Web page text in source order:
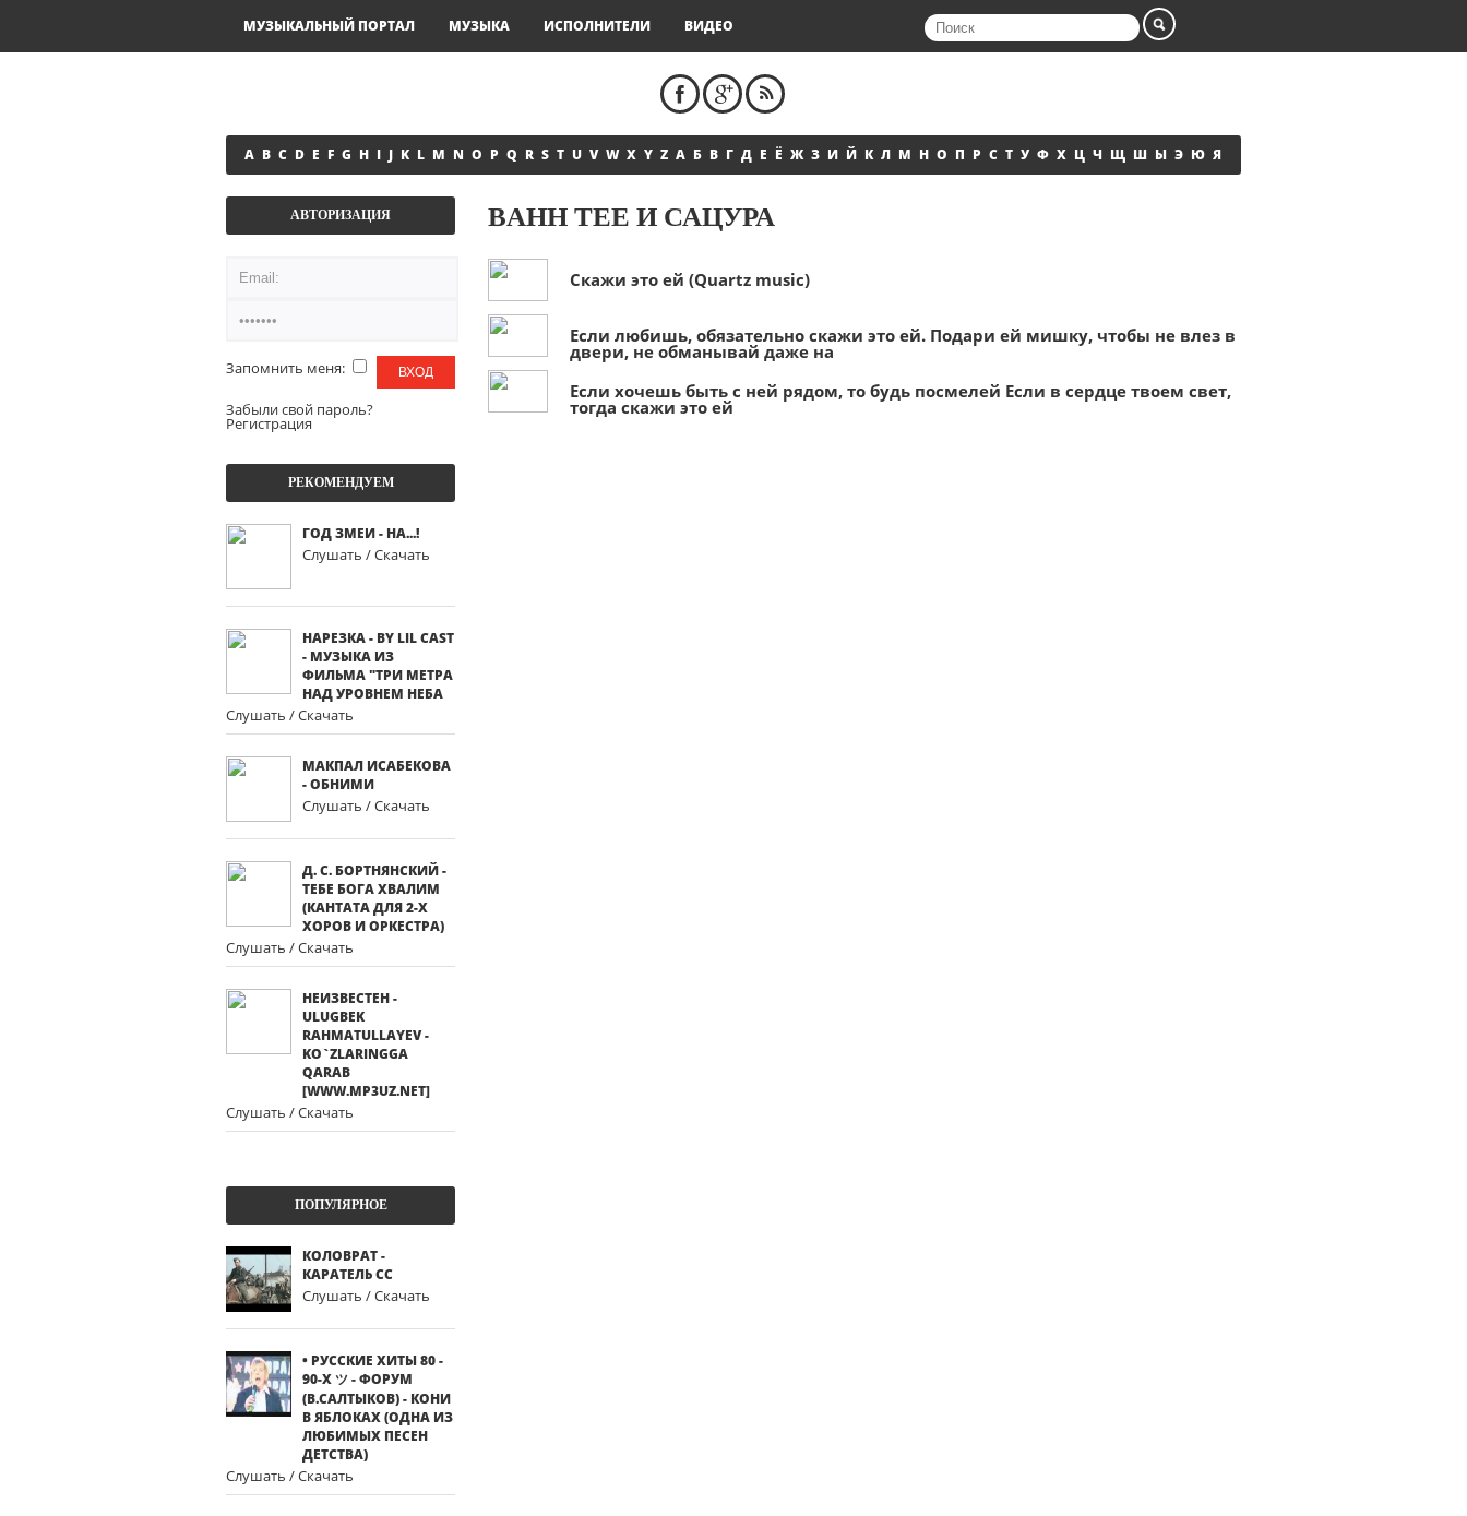
МУЗЫКАЛЬНЫЙ ПОРТАЛ МУЗЫКА ИСПОЛНИТЕЛИ ВИДЕО
A B C D E F G H I J K L M N O P Q R S T U V W X Y Z А Б В Г Д Е Ё Ж З И Й К Л М Н О П Р С Т У Ф Х Ц Ч Щ Ш Ы Э Ю Я
АВТОРИЗАЦИЯ
Запомнить меня:
Забыли свой пароль?
Регистрация
РЕКОМЕНДУЕМ
ГОД ЗМЕИ - НА...!
Слушать / Скачать
НАРЕЗКА - BY LIL CAST
- МУЗЫКА ИЗ
ФИЛЬМА "ТРИ МЕТРА
НАД УРОВНЕМ НЕБА
Слушать / Скачать
МАКПАЛ ИСАБЕКОВА
- ОБНИМИ
Слушать / Скачать
Д. С. БОРТНЯНСКИЙ -
ТЕБЕ БОГА ХВАЛИМ
(КАНТАТА ДЛЯ 2-Х
ХОРОВ И ОРКЕСТРА)
Слушать / Скачать
НЕИЗВЕСТЕН -
ULUGBEK
RAHMATULLAYEV -
KO`ZLARINGGA
QARAB
[WWW.MP3UZ.NET]
Слушать / Скачать
ПОПУЛЯРНОЕ
КОЛОВРАТ -
КАРАТЕЛЬ СС
Слушать / Скачать
• РУССКИЕ ХИТЫ 80 -
90-Х ツ - ФОРУМ
(В.САЛТЫКОВ) - КОНИ
В ЯБЛОКАХ (ОДНА ИЗ
ЛЮБИМЫХ ПЕСЕН
ДЕТСТВА)
Слушать / Скачать
BAHH TEE И САЦУРА
Скажи это ей (Quartz music)
Если любишь, обязательно скажи это ей. Подари ей мишку, чтобы не влез в
двери, не обманывай даже на
Если хочешь быть с ней рядом, то будь посмелей Если в сердце твоем свет,
тогда скажи это ей